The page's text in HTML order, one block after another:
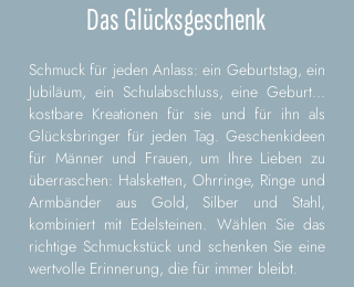
Das Glücksgeschenk
Schmuck für jeden Anlass: ein Geburtstag, ein
Jubiläum, ein Schulabschluss, eine Geburt...
kostbare Kreationen für sie und für ihn als
Glücksbringer für jeden Tag. Geschenkideen
für Männer und Frauen, um Ihre Lieben zu
überraschen: Halsketten, Ohrringe, Ringe und
Armbänder aus Gold, Silber und Stahl,
kombiniert mit Edelsteinen. Wählen Sie das
richtige Schmuckstück und schenken Sie eine
wertvolle Erinnerung, die für immer bleibt.